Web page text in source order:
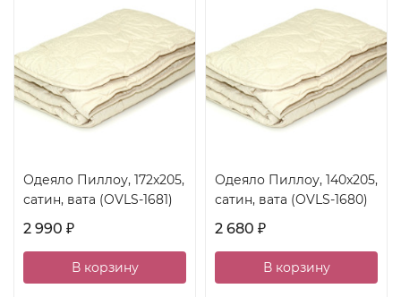
Одеяло Пиллоу, 172x205,
сатин, вата (OVLS-1681)
2 990 ₽
В корзину
Одеяло Пиллоу, 140x205,
сатин, вата (OVLS-1680)
2 680 ₽
В корзину